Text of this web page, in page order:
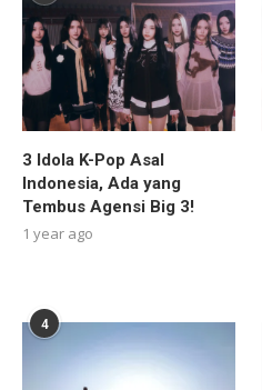
3 Idola K-Pop Asal
Indonesia, Ada yang
Tembus Agensi Big 3!
1 year ago
4